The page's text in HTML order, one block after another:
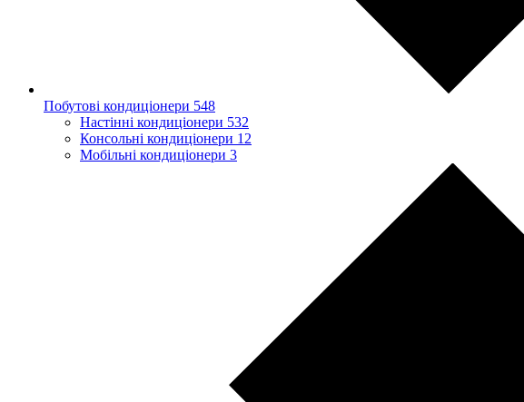
Побутові кондиціонери 548
Настінні кондиціонери 532
Консольні кондиціонери 12
Мобільні кондиціонери 3